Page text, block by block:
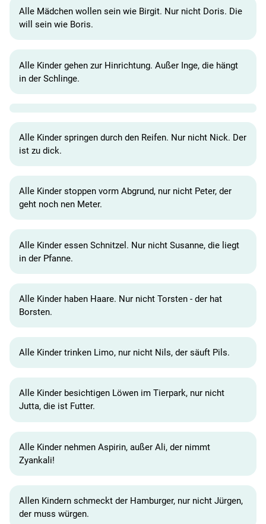
Alle Mädchen wollen sein wie Birgit. Nur nicht Doris. Die
will sein wie Boris.
Alle Kinder gehen zur Hinrichtung. Außer Inge, die hängt
in der Schlinge.
Alle Kinder springen durch den Reifen. Nur nicht Nick. Der
ist zu dick.
Alle Kinder stoppen vorm Abgrund, nur nicht Peter, der
geht noch nen Meter.
Alle Kinder essen Schnitzel. Nur nicht Susanne, die liegt
in der Pfanne.
Alle Kinder haben Haare. Nur nicht Torsten - der hat
Borsten.
Alle Kinder trinken Limo, nur nicht Nils, der säuft Pils.
Alle Kinder besichtigen Löwen im Tierpark, nur nicht
Jutta, die ist Futter.
Alle Kinder nehmen Aspirin, außer Ali, der nimmt
Zyankali!
Allen Kindern schmeckt der Hamburger, nur nicht Jürgen,
der muss würgen.